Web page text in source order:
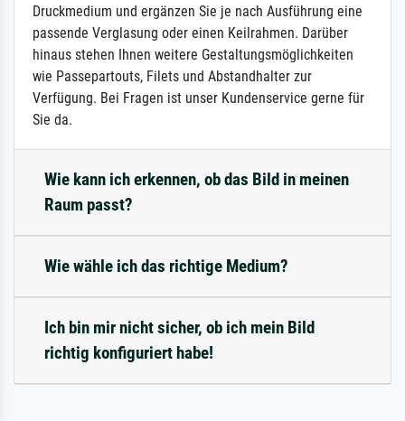
Druckmedium und ergänzen Sie je nach Ausführung eine
passende Verglasung oder einen Keilrahmen. Darüber
hinaus stehen Ihnen weitere Gestaltungsmöglichkeiten
wie Passepartouts, Filets und Abstandhalter zur
Verfügung. Bei Fragen ist unser Kundenservice gerne für
Sie da.
Wie kann ich erkennen, ob das Bild in meinen
Raum passt?
Wie wähle ich das richtige Medium?
Ich bin mir nicht sicher, ob ich mein Bild
richtig konfiguriert habe!